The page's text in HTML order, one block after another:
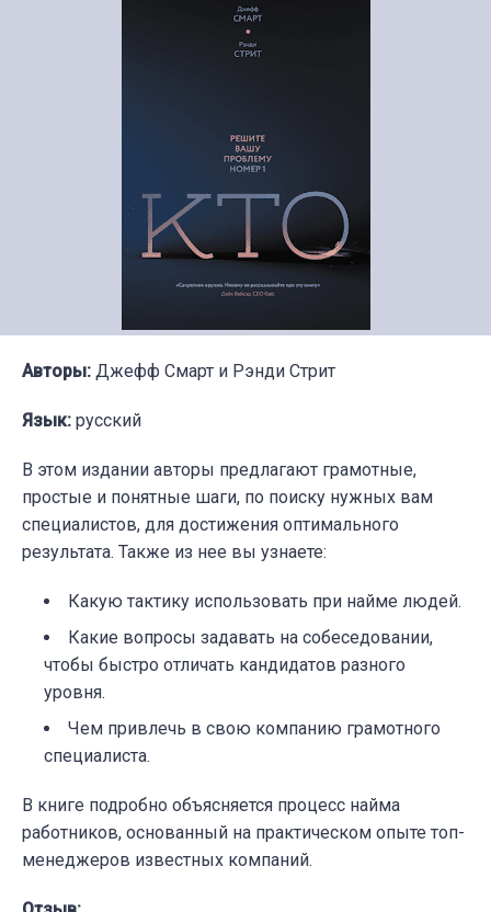
Авторы: Джефф Смарт и Рэнди Стрит
Язык: русский
В этом издании авторы предлагают грамотные,
простые и понятные шаги, по поиску нужных вам
специалистов, для достижения оптимального
результата. Также из нее вы узнаете:
Какую тактику использовать при найме людей.
Какие вопросы задавать на собеседовании,
чтобы быстро отличать кандидатов разного
уровня.
Чем привлечь в свою компанию грамотного
специалиста.
В книге подробно объясняется процесс найма
работников, основанный на практическом опыте топ-
менеджеров известных компаний.